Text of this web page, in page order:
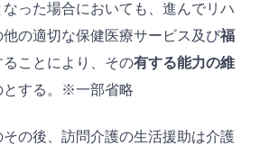
った場合においても、進んでリハ
の適切な保健医療サービス及び福
ることにより、その有する能力の維
とする。※一部省略
の後、訪問介護の生活援助は介護